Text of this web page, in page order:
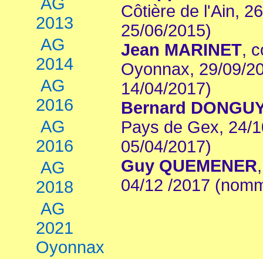
2013
AG
2014
AG
2016
AG
2016
AG
2018
AG
2021
Oyonnax
Côtière de l'Ain,
25/06/2015)
Jean MARINET,
Oyonnax, 29/09/
14/04/2017)
Bernard
Pays de Gex, 24/
05/04/2017)
Guy QUEMENER
04/12 /2017